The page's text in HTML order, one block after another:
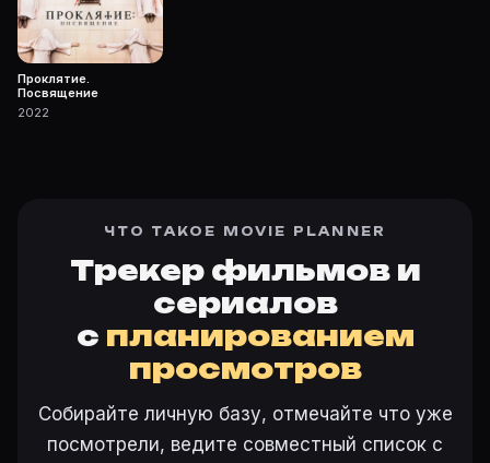
Проклятие.
Посвящение
2022
ЧТО ТАКОЕ MOVIE PLANNER
Трекер фильмов и
сериалов
с планированием
просмотров
Собирайте личную базу, отмечайте что уже
посмотрели, ведите совместный список с